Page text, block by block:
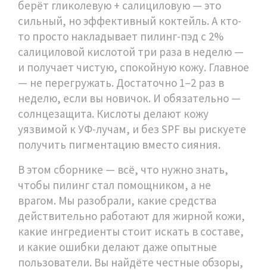
берёт гликолевую + салициловую — это
сильный, но эффективный коктейль. А кто-
то просто накладывает пилинг-пэд с 2%
салициловой кислотой три раза в неделю —
и получает чистую, спокойную кожу. Главное
— не перегружать. Достаточно 1–2 раз в
неделю, если вы новичок. И обязательно —
солнцезащита. Кислоты делают кожу
уязвимой к УФ-лучам, и без SPF вы рискуете
получить пигментацию вместо сияния.
В этом сборнике — всё, что нужно знать,
чтобы пилинг стал помощником, а не
врагом. Мы разобрали, какие средства
действительно работают для жирной кожи,
какие ингредиенты стоит искать в составе,
и какие ошибки делают даже опытные
пользователи. Вы найдёте честные обзоры,